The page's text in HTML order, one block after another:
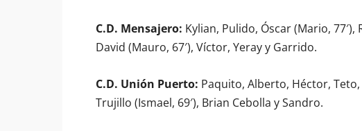
C.D. Mensajero: Kylian, Pulido, Óscar (Mario, 77′),
David (Mauro, 67′), Víctor, Yeray y Garrido.
C.D. Unión Puerto: Paquito, Alberto, Héctor,
Trujillo (Ismael, 69′), Brian Cebolla y Sandro.